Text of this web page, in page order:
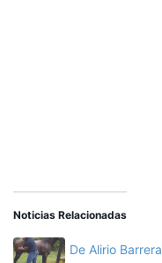
Noticias Relacionadas
De Alirio Barrera